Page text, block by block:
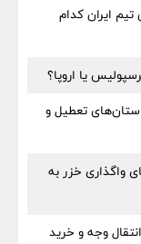
تیم ایران کدام
یا اروپا؟
جدید استان‌های تعطیل و
واگذاری خزر به
کیف پول ایران با کد *98# | انتقال وجه و خرید